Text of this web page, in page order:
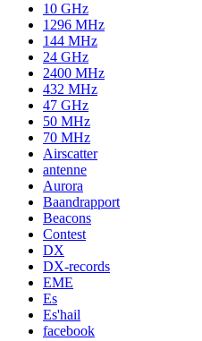
10 GHz
1296 MHz
144 MHz
24 GHz
2400 MHz
432 MHz
47 GHz
50 MHz
70 MHz
Airscatter
antenne
Aurora
Baandrapport
Beacons
Contest
DX
DX-records
EME
Es
Es'hail
facebook